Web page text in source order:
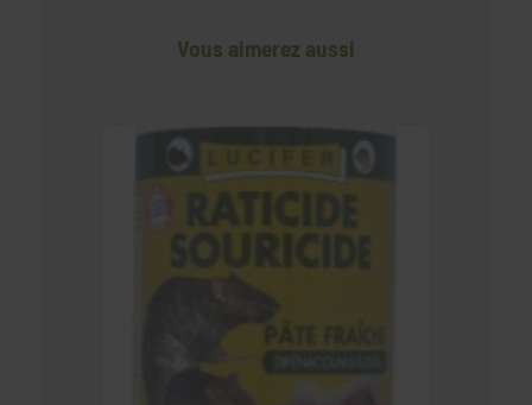
Vous aimerez aussi